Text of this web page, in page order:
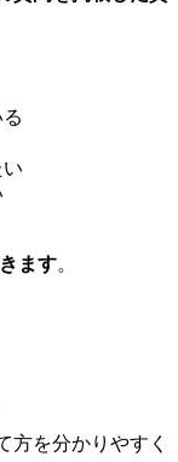
ます。
方を分かりやすく